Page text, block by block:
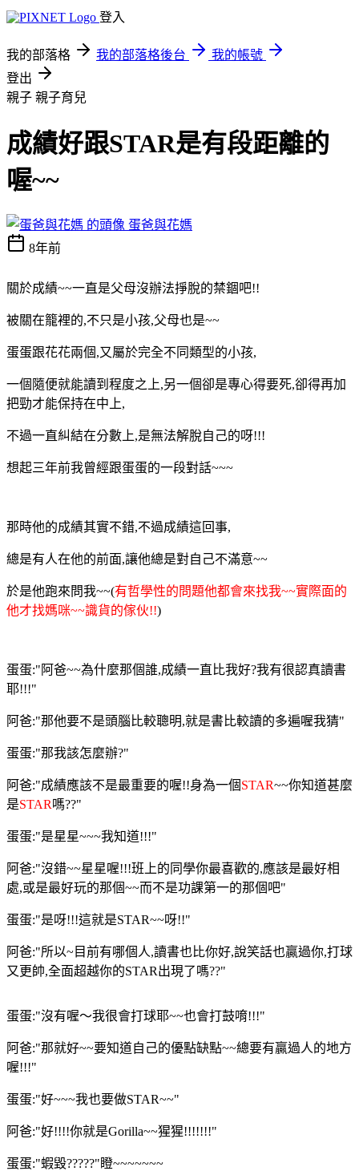
登入
我的部落格 我的部落格後台
我的帳號
登出
親子 親子育兒
成績好跟STAR是有段距離的
喔~~
蛋爸與花媽
8年前
關於成績~~一直是父母沒辦法掙脫的禁錮吧!!
被關在籠裡的,不只是小孩,父母也是~~
蛋蛋跟花花兩個,又屬於完全不同類型的小孩,
一個隨便就能讀到程度之上,另一個卻是專心得要死,卻得再加
把勁才能保持在中上,
不過一直糾結在分數上,是無法解脫自己的呀!!!
想起三年前我曾經跟蛋蛋的一段對話~~~
那時他的成績其實不錯,不過成績這回事,
總是有人在他的前面,讓他總是對自己不滿意~~
於是他跑來問我~~(有哲學性的問題他都會來找我~~實際面的
他才找媽咪~~識貨的傢伙!!)
蛋蛋:"阿爸~~為什麼那個誰,成績一直比我好?我有很認真讀書
耶!!!"
阿爸:"那他要不是頭腦比較聰明,就是書比較讀的多遍喔我猜"
蛋蛋:"那我該怎麼辦?"
阿爸:"成績應該不是最重要的喔!!身為一個STAR~~你知道甚麼
是STAR嗎??"
蛋蛋:"是星星~~~我知道!!!"
阿爸:"沒錯~~星星喔!!!班上的同學你最喜歡的,應該是最好相
處,或是最好玩的那個~~而不是功課第一的那個吧"
蛋蛋:"是呀!!!這就是STAR~~呀!!"
阿爸:"所以~目前有哪個人,讀書也比你好,說笑話也贏過你,打球
又更帥,全面超越你的STAR出現了嗎??"
蛋蛋:"沒有喔～我很會打球耶~~也會打鼓唷!!!"
阿爸:"那就好~~要知道自己的優點缺點~~總要有贏過人的地方
喔!!!"
蛋蛋:"好~~~我也要做STAR~~"
阿爸:"好!!!!你就是Gorilla~~猩猩!!!!!!!"
蛋蛋:"蝦毀?????"瞪~~~~~~~